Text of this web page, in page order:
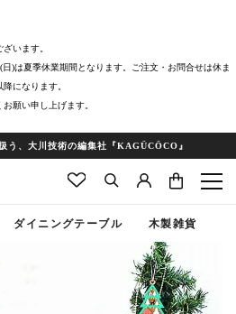
います。
)は夏季休業期間となります。ご注文・お問合せは休ま
になります。
願い申し上げます。
う、大川技術の編集社『KAGÜCÖCO』
ダイニングテーブル 木製雑貨